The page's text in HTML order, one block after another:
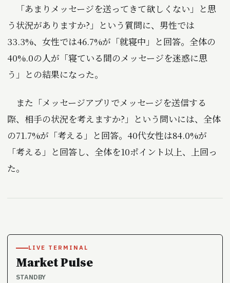
「あまりメッセージを送ってきて欲しくない」と思
う状況がありますか?」という質問に、男性では
33.3%、女性では46.7%が「就寝中」と回答。全体の
40%.0の人が「寝ている間のメッセージを迷惑に思
う」との結果になった。
また「メッセージアプリでメッセージを送信する
際、相手の状況を考えますか?」という問いには、全体
の71.7%が「考える」と回答。40代女性は84.0%が
「考える」と回答し、全体を10ポイント以上、上回っ
た。
LIVE TERMINAL
Market Pulse
STANDBY